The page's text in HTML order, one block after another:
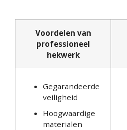
Voordelen van
professioneel
hekwerk
Gegarandeerde
veiligheid
Hoogwaardige
materialen